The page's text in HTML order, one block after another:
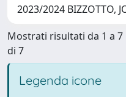
2023/2024 BIZZOTTO,
Mostrati risultati da 1 a 7
di 7
Legenda icone